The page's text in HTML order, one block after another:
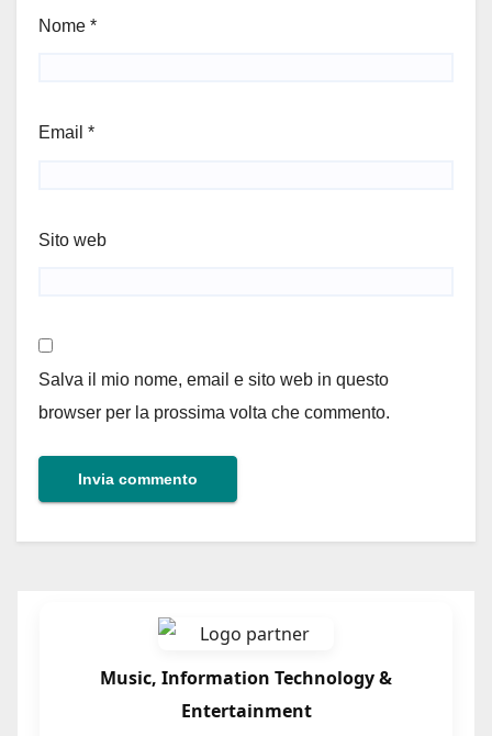
Nome *
Email *
Sito web
Salva il mio nome, email e sito web in questo
browser per la prossima volta che commento.
Music, Information Technology &
Entertainment